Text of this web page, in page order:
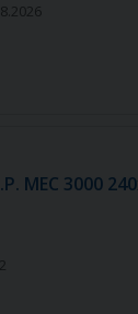
MEC 3000